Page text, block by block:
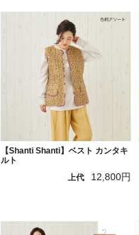
【Shanti Shanti】ベスト カンタキ
ルト
上代
12,800円